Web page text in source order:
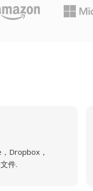
Dropbox，
件.